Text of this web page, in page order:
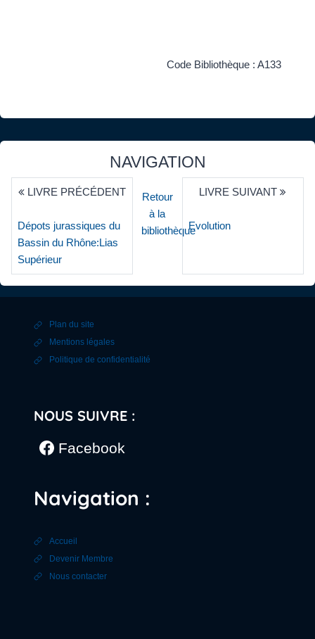
Code Bibliothèque : A133
NAVIGATION
LIVRE PRÉCÉDENT
Dépots jurassiques du
Bassin du Rhône:Lias
Supérieur
Retour
à la
bibliothèque
LIVRE SUIVANT
Evolution
Plan du site
Mentions légales
Politique de confidentialité
NOUS SUIVRE :
Facebook
Navigation :
Accueil
Devenir Membre
Nous contacter